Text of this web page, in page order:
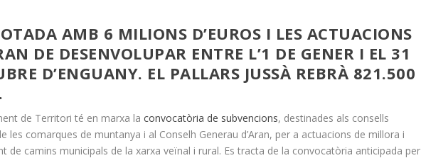
AMB 6 MILIONS D’EUROS I LES ACTUACIONS
DE DESENVOLUPAR ENTRE L’1 DE GENER I EL 31
D’ENGUANY. EL PALLARS JUSSÀ REBRÀ 821.500
de Territori té en marxa la convocatòria de subvencions, destinades als consells
les comarques de muntanya i al Conselh Generau d’Aran, per a actuacions de millora i
de camins municipals de la xarxa veïnal i rural. Es tracta de la convocatòria anticipada per